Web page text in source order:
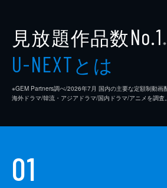
見放題作品数No.1 ※
U-NEXTとは
※GEM Partners調べ/2026年7⽉ 国内の主要な定額制動画
海外ドラマ/韓流・アジアドラマ/国内ドラマ/アニメを調査
01